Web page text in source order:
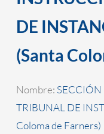
DE
(Santa
Nombre:
TRIBUNAL DE
Coloma de Farners)